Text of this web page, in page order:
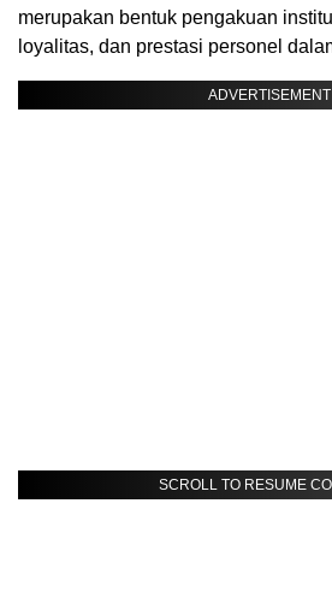
merupakan bentuk pengakuan
loyalitas, dan prestasi personel
ADVERTISEMENT
SCROLL TO RESUME